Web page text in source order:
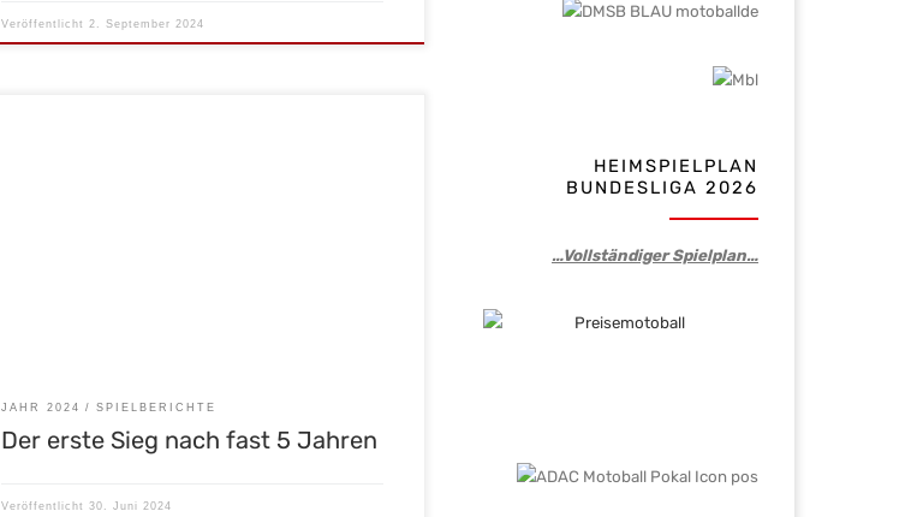
Veröffentlicht 2. September 2024
JAHR 2024 SPIELBERICHTE
Der erste Sieg nach fast 5 Jahren
Veröffentlicht30. Juni 2024
HEIMSPIELPLAN
BUNDESLIGA 2026
…Vollständiger Spielplan…